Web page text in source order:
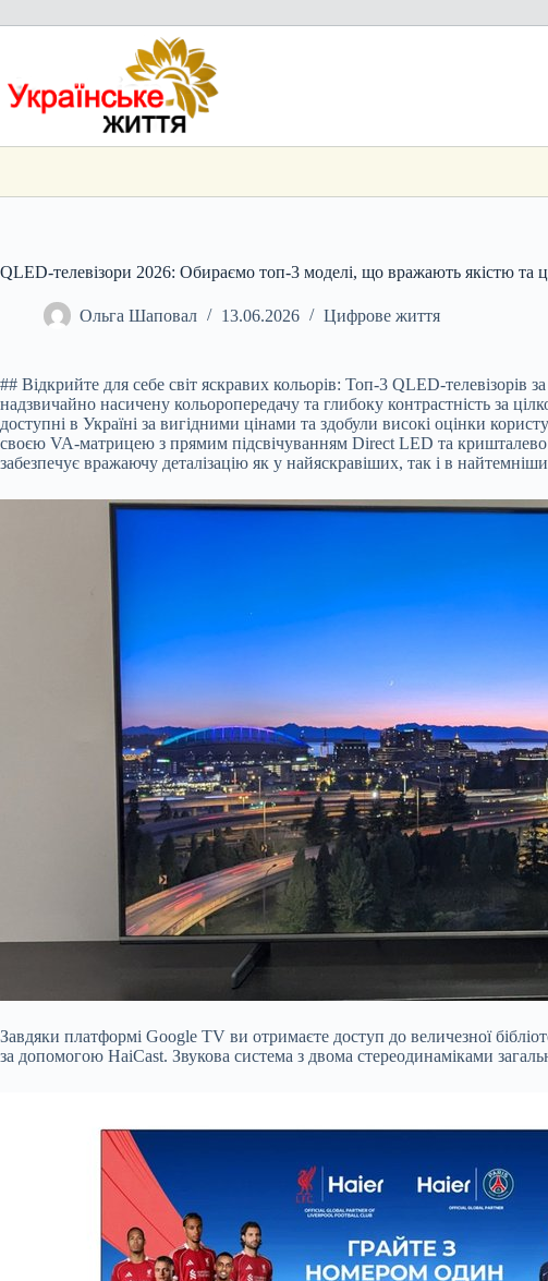
до
QLED-телевізори 2026: Обираємо топ-3 моделі, що вражають якістю та
Ольга Шаповал 13.06.2026 Цифрове життя
## Відкрийте для себе світ яскравих кольорів: Топ-3 QLED-
надзвичайно насичену кольоропередачу та глибоку контрастність за
доступні в Україні за вигідними цінами та здобули високі оцінки
своєю VA-матрицею з прямим підсвічуванням Direct LED та
забезпечує вражаючу деталізацію як у найяскравіших, так і в
Завдяки платформі Google TV ви отримаєте доступ до величезної
за допомогою HaiCast. Звукова система з двома стереодинаміками